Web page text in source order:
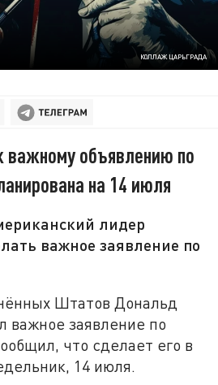
КОЛЛАЖ ЦАРЬГРАДА
важному объявлению по
на 14 июля
лидер
важное заявление по
Штатов Дональд
важное заявление по
что сделает его в
14 июля.